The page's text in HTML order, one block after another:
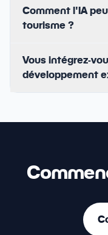
Comment l'IA
tourisme ?
Vous intégrez-
développement